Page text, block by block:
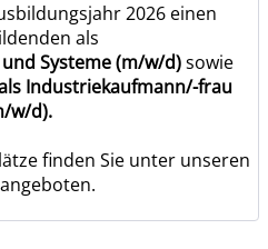
2026 einen
als
Systeme (m/w/d)sowie
Industriekaufmann/-frau
w/d).
finden Sie unter unseren